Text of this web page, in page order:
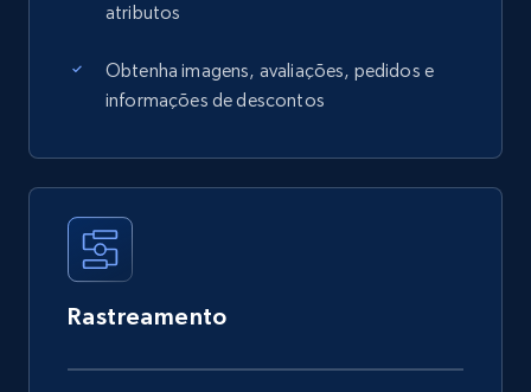
atributos
Obtenha imagens, avaliações, pedidos e
informações de descontos
Rastreamento